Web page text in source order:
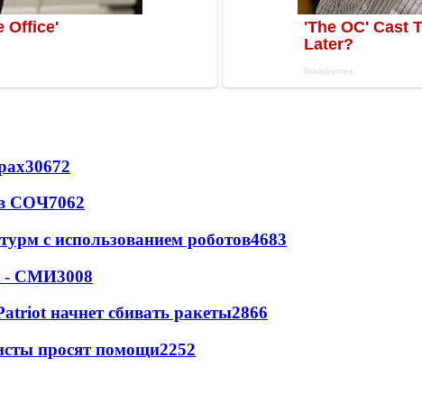
30672
СОЧ7062
с использованием роботов4683
- СМИ3008
начнет сбивать ракеты2866
просят помощи2252